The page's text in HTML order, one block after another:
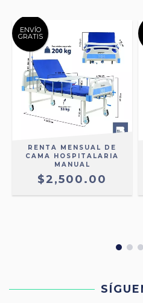
ENVÍO
GRATIS
RENTA MENSUAL DE
CAMA HOSPITALARIA
MANUAL
$2,500.00